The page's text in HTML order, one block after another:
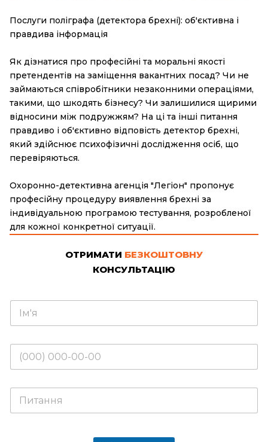
Послуги поліграфа (детектора брехні): об'єктивна і
правдива інформація
Як дізнатися про професійні та моральні якості
претендентів на заміщення вакантних посад? Чи не
займаються співробітники незаконними операціями,
такими, що шкодять бізнесу? Чи залишилися щирими
відносини між подружжям? На ці та інші питання
правдиво і об'єктивно відповість детектор брехні,
який здійснює психофізичні дослідження осіб, що
перевіряються.
Охоронно-детективна агенція "Легіон" пропонує
професійну процедуру виявлення брехні за
індивідуальною програмою тестування, розробленої
для кожної конкретної ситуації.
ОТРИМАТИ БЕЗКОШТОВНУ
КОНСУЛЬТАЦІЮ